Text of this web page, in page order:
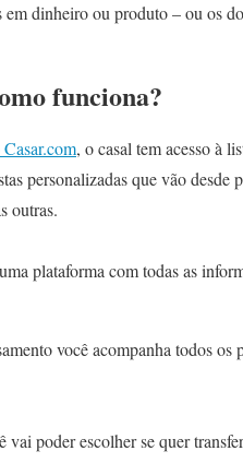
em dinheiro ou produto – ou os
funciona?
, o casal tem acesso à
personalizadas que vão desde
outras.
plataforma com todas as
você acompanha todos
vai poder escolher se quer